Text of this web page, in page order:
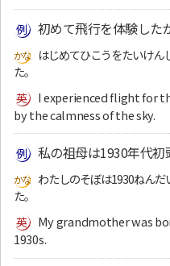
初めて飛行を体験した
はじめてひこうをたいけ
た。
I experienced flight for
by the calmness of the sky.
私の祖母は1930年代初
わたしのそぼは1930ねん
た。
My grandmother was
1930s.